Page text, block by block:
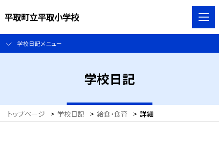
平取町立平取小学校
学校日記メニュー
学校日記
トップページ > 学校日記 > 給食・食育 > 詳細